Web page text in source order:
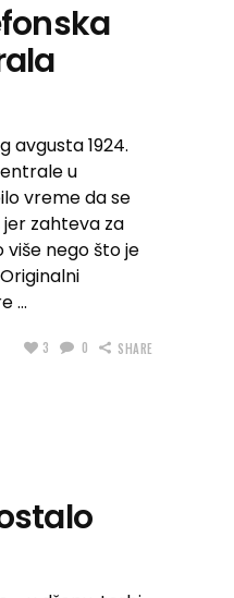
avgusta 1924.
u
vreme da se
zahteva za
više nego što je
3 0 SHARE